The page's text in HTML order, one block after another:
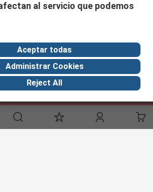
de RS
Industria
al servicio que podemos
Aceptar todas
Administrar Cookies
Reject All